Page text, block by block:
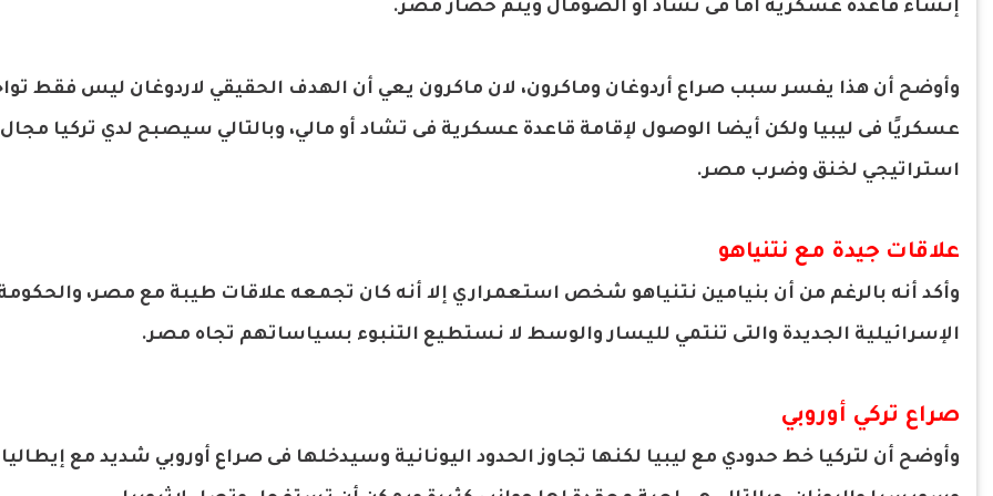
إنشاء قاعدة عسكرية أما فى تشاد أو الصومال ويتم حصار مصر.
وأوضح أن هذا يفسر سبب صراع أردوغان وماكرون، لان ماكرون يعي أن الهدف الحقيقي لاردوغان ليس فقط
عسكريًا فى ليبيا ولكن أيضا الوصول لإقامة قاعدة عسكرية فى تشاد أو مالي، وبالتالي سيصبح لدي تركيا
استراتيجي لخنق وضرب مصر.
علاقات جيدة مع نتنياهو
وأكد أنه بالرغم من أن بنيامين نتنياهو شخص استعمراري إلا أنه كان تجمعه علاقات طيبة مع مصر،
الإسرائيلية الجديدة والتى تنتمي لليسار والوسط لا نستطيع التنبوء بسياساتهم تجاه مصر.
صراع تركي أوروبي
وأوضح أن لتركيا خط حدودي مع ليبيا لكنها تجاوز الحدود اليونانية وسيدخلها فى صراع أوروبي شديد مع إيطاليا